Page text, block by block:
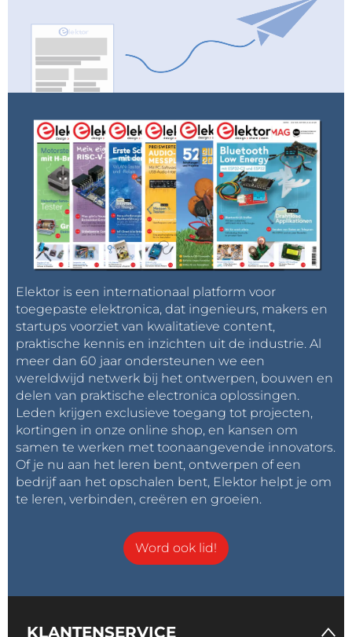
Elektor is een internationaal platform voor
toegepaste elektronica, dat ingenieurs, makers en
startups voorziet van kwalitatieve content,
praktische kennis en inzichten uit de industrie. Al
meer dan 60 jaar ondersteunen we een
wereldwijd netwerk bij het ontwerpen, bouwen en
delen van praktische electronica oplossingen.
Leden krijgen exclusieve toegang tot projecten,
kortingen in onze online shop, en kansen om
samen te werken met toonaangevende innovators.
Of je nu aan het leren bent, ontwerpen of een
bedrijf aan het opschalen bent, Elektor helpt je om
te leren, verbinden, creëren en groeien.
Word ook lid!
KLANTENSERVICE